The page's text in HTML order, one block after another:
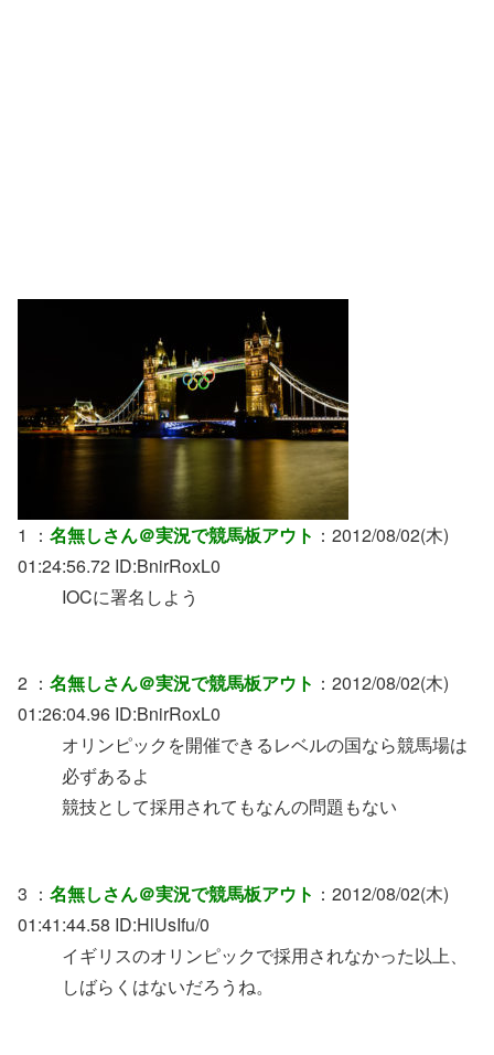
1 ： 名無しさん＠実況で競馬板アウト ：2012/08/02(木)
01:24:56.72 ID:BnirRoxL0
IOCに署名しよう
2 ： 名無しさん＠実況で競馬板アウト ：2012/08/02(木)
01:26:04.96 ID:BnirRoxL0
オリンピックを開催できるレベルの国なら競馬場は
必ずあるよ
競技として採用されてもなんの問題もない
3 ： 名無しさん＠実況で競馬板アウト ：2012/08/02(木)
01:41:44.58 ID:HlUsIfu/0
イギリスのオリンピックで採用されなかった以上、
しばらくはないだろうね。